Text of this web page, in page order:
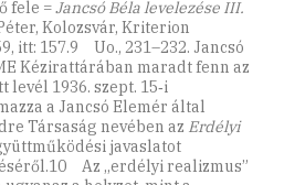
fele =Jancsó Béla levelezése III.
Kolozsvár, Kriterion
itt: 157.9 Uo., 231–232. Jancsó
Kézirattárában maradt fenn az
levél 1936. szept. 15‑i
a Jancsó Elemér által
Társaság nevében az Erdélyi
javaslatot
Az ,,erdélyi realizmus”